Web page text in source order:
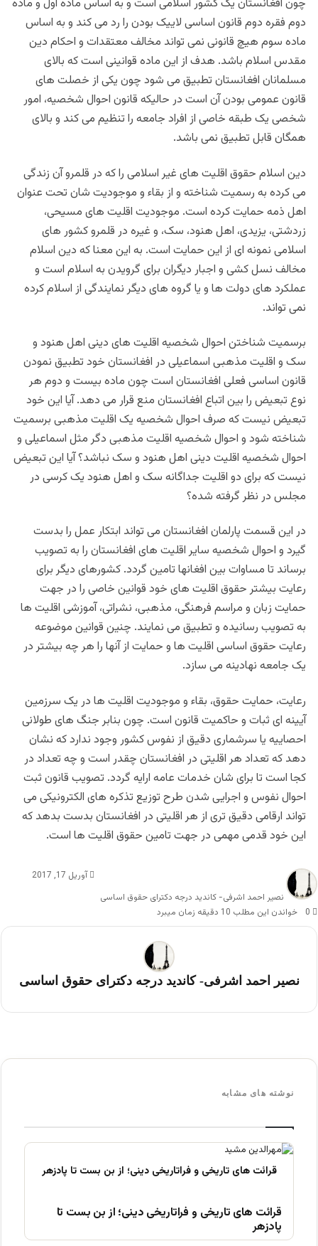
چون افغانستان یک کشور اسلامی است و به اساس ماده اول و ماده
دوم فقره دوم قانون اساسی لاییک بودن را رد می کند و به اساس
ماده سوم هیچ قانونی نمی تواند مخالف معتقدات و احکام دین
مقدس اسلام باشد. هدف از این ماده قوانینی است که بالای
مسلمانان افغانستان تطبیق می شود چون یکی از خصلت های
قانون عمومی بودن آن است در حالیکه قانون احوال شخصیه، امور
شخصی یک طبقه خاصی از افراد جامعه را تنظیم می کند و بالای
همگان قابل تطبیق نمی باشد.
دین اسلام حقوق اقلیت های غیر اسلامی را که در قلمرو آن زندگی
می کرده به رسمیت شناخته و از بقاء و موجودیت شان تحت عنوان
اهل ذمه حمایت کرده است. موجودیت اقلیت های مسیحی،
زردشتی، یزیدی، اهل هنود، سک، و غیره در قلمرو کشور های
اسلامی نمونه ای از این حمایت است. به این معنا که دین اسلام
مخالف نسل کشی و اجبار دیگران برای گرویدن به اسلام است و
عملکرد های دولت ها و یا گروه های دیگر نمایندگی از اسلام کرده
نمی تواند.
برسمیت شناختن احوال شخصیه اقلیت های دینی اهل هنود و
سک و اقلیت مذهبی اسماعیلی در افغانستان خود تطبیق نمودن
قانون اساسی فعلی افغانستان است چون ماده بیست و دوم هر
نوع تبعیض را بین اتباع افغانستان منع قرار می دهد. آیا این خود
تبعیض نیست که صرف احوال شخصیه یک اقلیت مذهبی برسمیت
شناخته شود و احوال شخصیه اقلیت مذهبی دگر مثل اسماعیلی و
احوال شخصیه اقلیت دینی اهل هنود و سک نباشد؟ آیا این تبعیض
نیست که برای دو اقلیت جداگانه سک و اهل هنود یک کرسی در
مجلس در نظر گرفته شده؟
در این قسمت پارلمان افغانستان می تواند ابتکار عمل را بدست
گیرد و احوال شخصیه سایر اقلیت های افغانستان را به تصویب
برساند تا مساوات بین افغانها تامین گردد. کشورهای دیگر برای
رعایت بیشتر حقوق اقلیت های خود قوانین خاصی را در جهت
حمایت زبان و مراسم فرهنگی، مذهبی، نشراتی، آموزشی اقلیت ها
به تصویب رسانیده و تطبیق می نمایند. چنین قوانین موضوعه
رعایت حقوق اساسی اقلیت ها و حمایت از آنها را هر چه بیشتر در
یک جامعه نهادینه می سازد.
رعایت، حمایت حقوق، بقاء و موجودیت اقلیت ها در یک سرزمین
آیینه ای ثبات و حاکمیت قانون است. چون بنابر جنگ های طولانی
احصاییه یا سرشماری دقیق از نفوس کشور وجود ندارد که نشان
دهد که تعداد هر اقلیتی در افغانستان چقدر است و چه تعداد در
کجا است تا برای شان خدمات عامه ارایه گردد. تصویب قانون ثبت
احوال نفوس و اجرایی شدن طرح توزیع تذکره های الکترونیکی می
تواند ارقامی دقیق تری از هر اقلیتی در افغانستان بدست بدهد که
این خود قدمی مهمی در جهت تامین حقوق اقلیت ها است.
نصیر احمد اشرفی- کاندید درجه دکترای حقوق اساسی
آوریل 17, 2017
0 خواندن این مطلب 10 دقیقه زمان میبرد
نصیر احمد اشرفی- کاندید درجه دکترای حقوق اساسی
نوشته های مشابه
قرائت های تاریخی و فراتاریخی دینی؛ از بن بست تا
پادزهر